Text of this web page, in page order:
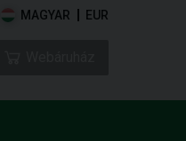
MAGYAR EUR